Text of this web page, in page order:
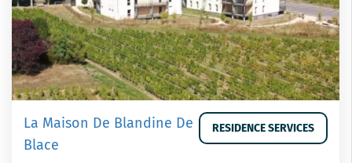
La Maison De Blandine De
Blace
RESIDENCE SERVICES